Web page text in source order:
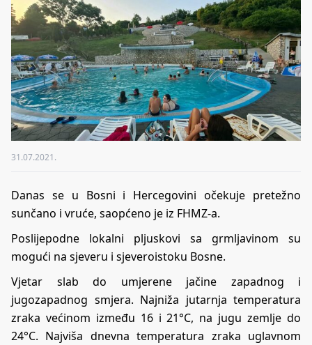
31.07.2021.
Danas se u Bosni i Hercegovini očekuje pretežno
sunčano i vruće, saopćeno je iz FHMZ-a.
Poslijepodne lokalni pljuskovi sa grmljavinom su
mogući na sjeveru i sjeveroistoku Bosne.
Vjetar slab do umjerene jačine zapadnog i
jugozapadnog smjera. Najniža jutarnja temperatura
zraka većinom između 16 i 21°C, na jugu zemlje do
24°C. Najviša dnevna temperatura zraka uglavnom